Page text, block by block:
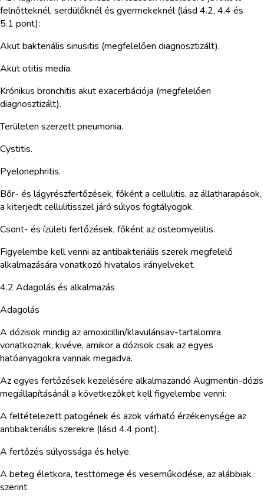
felnőtteknél, serdülőknél és gyermekeknél (lásd 4.2, 4.4 és
5.1 pont):
Akut bakteriális sinusitis (megfelelően diagnosztizált).
Akut otitis media.
Krónikus bronchitis akut exacerbációja (megfelelően
diagnosztizált).
Területen szerzett pneumonia.
Cystitis.
Pyelonephritis.
Bőr- és lágyrészfertőzések, főként a cellulitis, az állatharapások,
a kiterjedt cellulitisszel járó súlyos fogtályogok.
Csont- és ízületi fertőzések, főként az osteomyelitis.
Figyelembe kell venni az antibakteriális szerek megfelelő
alkalmazására vonatkozó hivatalos irányelveket.
4.2 Adagolás és alkalmazás
Adagolás
A dózisok mindig az amoxicillin/klavulánsav-tartalomra
vonatkoznak, kivéve, amikor a dózisok csak az egyes
hatóanyagokra vannak megadva.
Az egyes fertőzések kezelésére alkalmazandó Augmentin-dózis
megállapításánál a következőket kell figyelembe venni:
A feltételezett patogének és azok várható érzékenysége az
antibakteriális szerekre (lásd 4.4 pont).
A fertőzés súlyossága és helye.
A beteg életkora, testtömege és veseműködése, az alábbiak
szerint.